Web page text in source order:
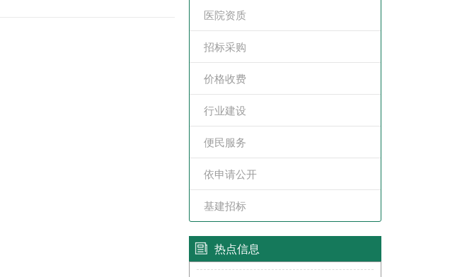
医院资质
招标采购
价格收费
行业建设
便民服务
依申请公开
基建招标
热点信息